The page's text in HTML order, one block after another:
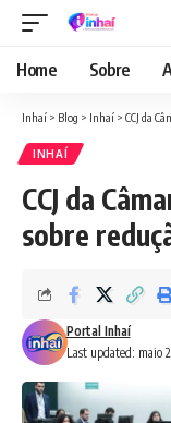
Home Sobre
Inhaí > Blog > Inhaí > CCJ da
INHAÍ
CCJ da
sobre
Last updated: maio
Portal Inhaí